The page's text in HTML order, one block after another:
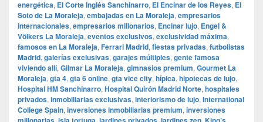
energética, El Corte Inglés Sanchinarro, El Encinar de los Reyes, El
Soto de La Moraleja, embajadas en La Moraleja, empresarios
internacionales, empresarios millonarios, Encinar lujo, Engel &
Völkers La Moraleja, eventos exclusivos, exclusividad máxima,
famosos en La Moraleja, Ferrari Madrid, fiestas privadas, futbolistas
Madrid, galerías exclusivas, garajes múltiples, gente famosa
viviendo allí, Gilmar La Moraleja, gimnasios premium, Gourmet La
Moraleja, gta 4, gta 6 online, gta vice city, hípica, hipotecas de lujo,
Hospital HM Sanchinarro, Hospital Quirón Madrid Norte, hospitales
privados, inmobiliarias exclusivas, interiorismo de lujo, International
College Spain, inversiones inmobiliarias premium, inversiones